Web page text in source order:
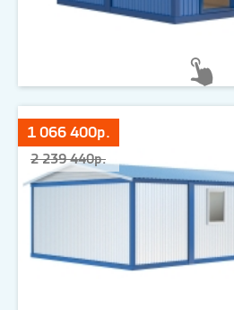
1 066 400р.
2 239 440р.